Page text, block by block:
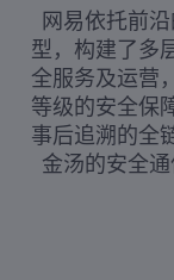
网易依托前
型，构建了多
全服务及运营
等级的安全保
事后追溯的全
金汤的安全